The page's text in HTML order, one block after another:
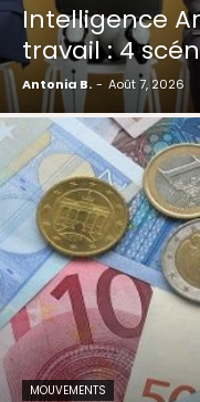
Intelligence
travail : 4
Antonia B. - Août 7, 2026
MOUVEMENTS